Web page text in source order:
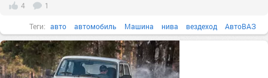
4 1
Теги: авто автомобиль Машина нива вездеход АвтоВАЗ
Lada Gorbi лада горби легенда Lada 4×4